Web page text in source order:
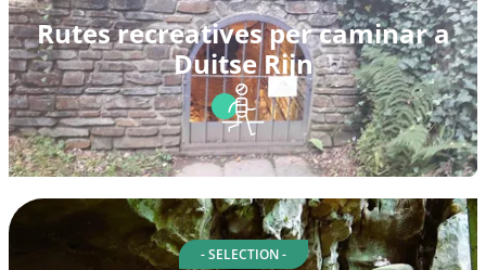
Rutes recreatives per caminar a
Duitse Rijn
- SELECTION -